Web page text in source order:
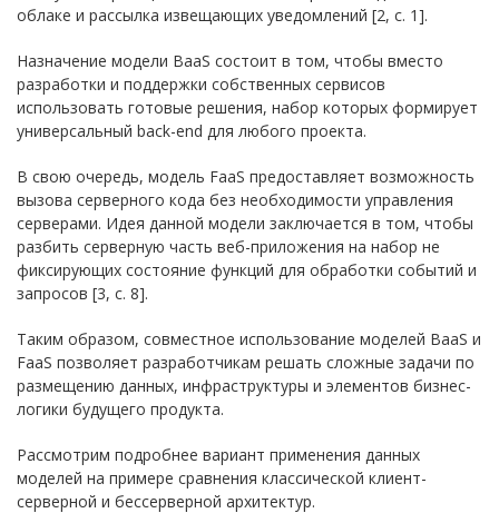
облаке и рассылка извещающих уведомлений [2, с. 1].
Назначение модели BaaS состоит в том, чтобы вместо
разработки и поддержки собственных сервисов
использовать готовые решения, набор которых формирует
универсальный back-end для любого проекта.
В свою очередь, модель FaaS предоставляет возможность
вызова серверного кода без необходимости управления
серверами. Идея данной модели заключается в том, чтобы
разбить серверную часть веб-приложения на набор не
фиксирующих состояние функций для обработки событий и
запросов [3, с. 8].
Таким образом, совместное использование моделей BaaS и
FaaS позволяет разработчикам решать сложные задачи по
размещению данных, инфраструктуры и элементов бизнес-
логики будущего продукта.
Рассмотрим подробнее вариант применения данных
моделей на примере сравнения классической клиент-
серверной и бессерверной архитектур.